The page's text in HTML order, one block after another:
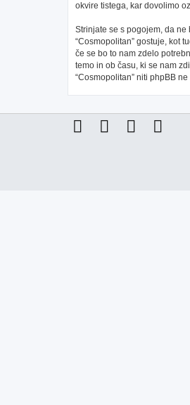
okvire tistega, kar dovolimo
Strinjate se s pogojem, da
“Cosmopolitan” gostuje, kot
če se bo to nam zdelo
temo in ob času, ki se nam
“Cosmopolitan” niti phpBB